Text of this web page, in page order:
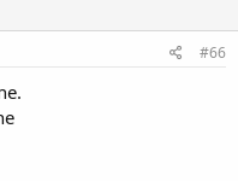
#66